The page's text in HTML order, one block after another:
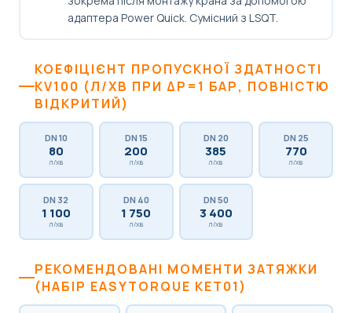
адаптера Power Quick. Сумісний з LSQT.
КОЕФІЦІЄНТ ПРОПУСКНОЇ ЗДАТНОСТІ
KV100 (Л/ХВ ПРИ ΔP=1 БАР, ПОВНІСТЮ
ВІДКРИТИЙ)
DN 10
80
л/хв
DN 15
200
л/хв
DN 20
385
л/хв
DN 25
770
л/хв
DN 32
1 100
л/хв
DN 40
1 750
л/хв
DN 50
3 400
л/хв
РЕКОМЕНДОВАНІ МОМЕНТИ ЗАТЯЖКИ
(НАБІР EASYTORQUE KET01)